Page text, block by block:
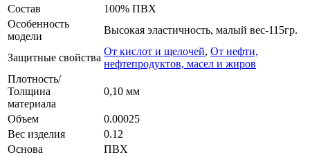
Состав
100% ПВХ
Особенность
модели
Высокая эластичность, малый вес-115гр.
Защитные свойства
От кислот и щелочей, От нефти,
нефтепродуктов, масел и жиров
Плотность/
Толщина
материала
0,10 мм
Объем
0.00025
Вес изделия
0.12
Основа
ПВХ